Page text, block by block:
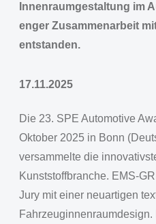
Innenraumgestaltung im
enger Zusammenarbeit
entstanden.
17.11.2025
Die 23. SPE Automotive
Oktober 2025 in Bonn
versammelte die
Kunststoffbranche. EMS-
Jury mit einer neuartigen